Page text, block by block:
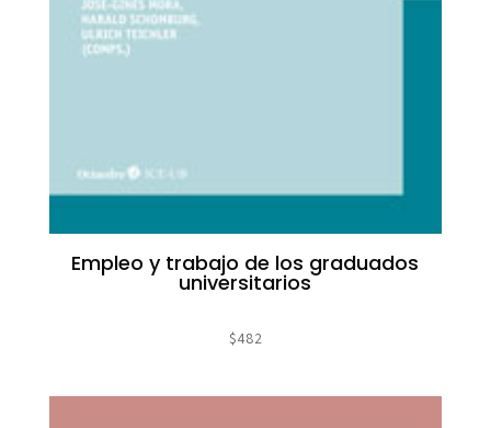
Empleo y trabajo de los graduados
universitarios
$482